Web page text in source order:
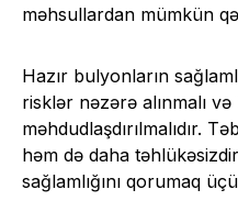
məhsullardan mümkün
Hazır bulyonların
risklər nəzərə alınmalı
məhdudlaşdırılmalıdır.
həm də daha
sağlamlığını qorumaq